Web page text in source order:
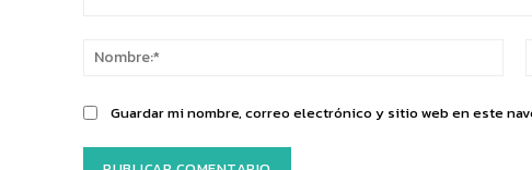
Guardar mi nombre, correo electrónico y sitio web en este